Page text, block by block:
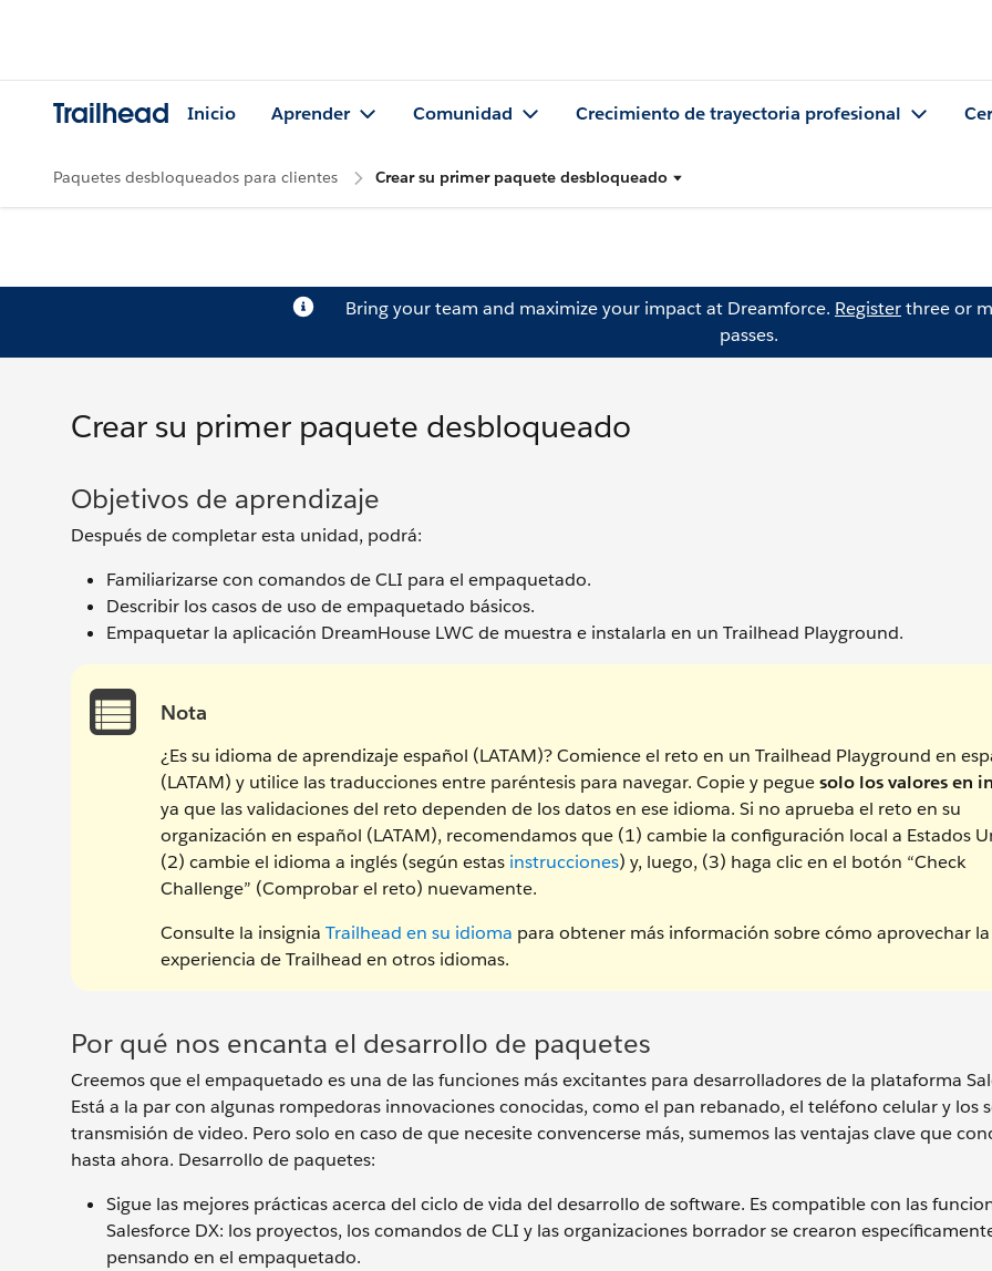
Trailhead Inicio Aprender Comunidad Crecimiento de trayectoria profesional
Paquetes desbloqueados para clientes Crear su primer paquete desbloqueado
Bring your team and maximize your impact at Dreamforce. Registerthree or
passes.
Crear su primer paquete desbloqueado
Objetivos de aprendizaje
Después de completar esta unidad, podrá:
Familiarizarse con comandos de CLI para el empaquetado.
Describir los casos de uso de empaquetado básicos.
Empaquetar la aplicación DreamHouse LWC de muestra e instalarla en un Trailhead Playground.
Nota
¿Es su idioma de aprendizaje español (LATAM)? Comience el reto en un Trailhead Playground en
(LATAM) y utilice las traducciones entre paréntesis para navegar. Copie y peguesolo los valores en
ya que las validaciones del reto dependen de los datos en ese idioma. Si no aprueba el reto en su
organización en español (LATAM), recomendamos que (1) cambie la configuración local a Estados
(2) cambie el idioma a inglés (según estas instrucciones) y, luego, (3) haga clic en el botón “Check
Challenge” (Comprobar el reto) nuevamente.
Consulte la insignia Trailhead en su idioma para obtener más información sobre cómo aprovechar la
experiencia de Trailhead en otros idiomas.
Por qué nos encanta el desarrollo de paquetes
Creemos que el empaquetado es una de las funciones más excitantes para desarrolladores de la plataforma
Está a la par con algunas rompedoras innovaciones conocidas, como el pan rebanado, el teléfono celular y los
transmisión de video. Pero solo en caso de que necesite convencerse más, sumemos las ventajas clave que
hasta ahora. Desarrollo de paquetes:
Sigue las mejores prácticas acerca del ciclo de vida del desarrollo de software. Es compatible con las
Salesforce DX: los proyectos, los comandos de CLI y las organizaciones borrador se crearon
pensando en el empaquetado.